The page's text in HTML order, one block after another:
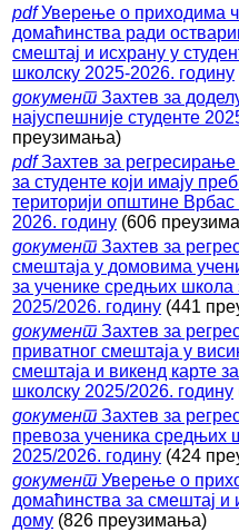
pdf Уверење о приходима
домаћинства ради
смештај и исхрану у
школску 2025-2026. годину
документ Захтев за
најуспешније студенте
преузимања)
pdf Захтев за
за студенте који имају
територији општине
2026. годину (606
документ Захтев за
смештаја у домовима
за ученике средњих школа
2025/2026. годину (441
документ Захтев за
приватног смештаја у
смештаја и викенд карте
школску 2025/2026. годину
документ Захтев за
превоза ученика средњих
2025/2026. годину (424
документ Уверење о
домаћинства за смештај и
дому (826 преузимања)